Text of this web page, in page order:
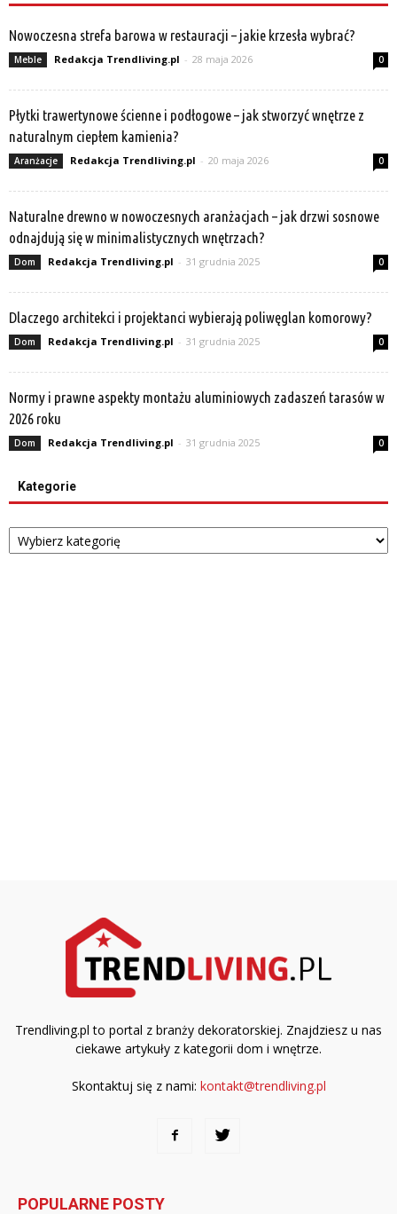
Nowoczesna strefa barowa w restauracji – jakie krzesła wybrać?
Meble Redakcja Trendliving.pl - 28 maja 2026 0
Płytki trawertynowe ścienne i podłogowe – jak stworzyć wnętrze z
naturalnym ciepłem kamienia?
Aranżacje Redakcja Trendliving.pl - 20 maja 2026 0
Naturalne drewno w nowoczesnych aranżacjach – jak drzwi sosnowe
odnajdują się w minimalistycznych wnętrzach?
Dom Redakcja Trendliving.pl - 31 grudnia 2025 0
Dlaczego architekci i projektanci wybierają poliwęglan komorowy?
Dom Redakcja Trendliving.pl - 31 grudnia 2025 0
Normy i prawne aspekty montażu aluminiowych zadaszeń tarasów w
2026 roku
Dom Redakcja Trendliving.pl - 31 grudnia 2025 0
Kategorie
Kategorie
Trendliving.pl to portal z branży dekoratorskiej. Znajdziesz u nas
ciekawe artykuły z kategorii dom i wnętrze.
Skontaktuj się z nami: kontakt@trendliving.pl
POPULARNE POSTY